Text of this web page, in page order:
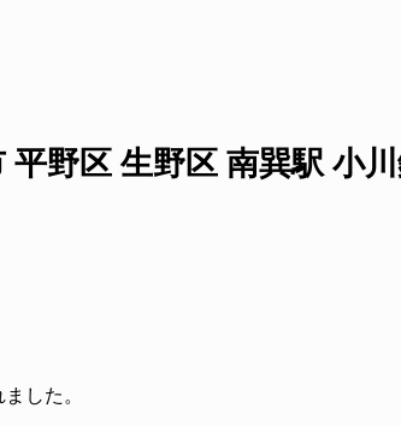
野区 生野区 南巽駅 小
した。